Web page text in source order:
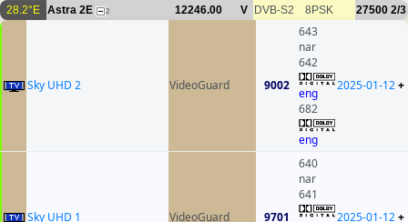
28.2°E Astra 2E 2 12246.00 V DVB-S2 8PSK 27500 2/3
Sky UHD 2 VideoGuard 9002
643
nar
642
eng
682
eng
2025-01-12+
Sky UHD 1 VideoGuard 9701
640
nar
641
2025-01-12+